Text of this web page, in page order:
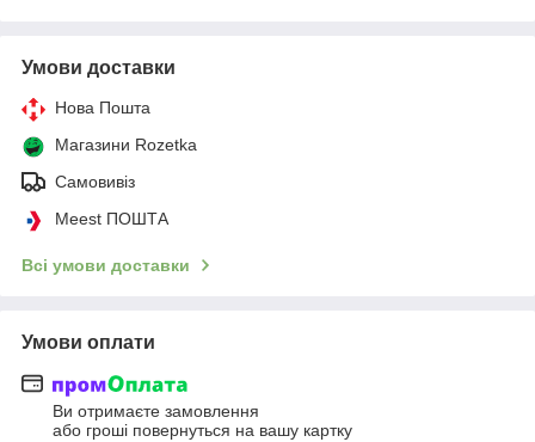
Умови доставки
Нова Пошта
Магазини Rozetka
Самовивіз
Meest ПОШТА
Всі умови доставки
Умови оплати
Ви отримаєте замовлення
або гроші повернуться на вашу картку